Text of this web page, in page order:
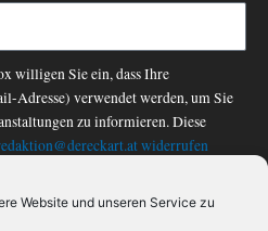
Website und unseren Service zu
-
f
willigen Sie ein, dass Ihre
Adresse) verwendet werden, um Sie
zu informieren. Diese
widerrufen